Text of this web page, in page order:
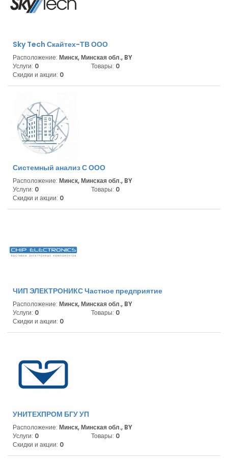
Sky Tech Скайтех-ТВ ООО
Расположение: Минск, Минская обл., BY
Услуги: 0 Товары: 0
Скидки и акции: 0
Системный анализ С ООО
Расположение: Минск, Минская обл., BY
Услуги: 0 Товары: 0
Скидки и акции: 0
ЧИП ЭЛЕКТРОНИКС Частное предприятие
Расположение: Минск, Минская обл., BY
Услуги: 0 Товары: 0
Скидки и акции: 0
УНИТЕХПРОМ БГУ УП
Расположение: Минск, Минская обл., BY
Услуги: 0 Товары: 0
Скидки и акции: 0